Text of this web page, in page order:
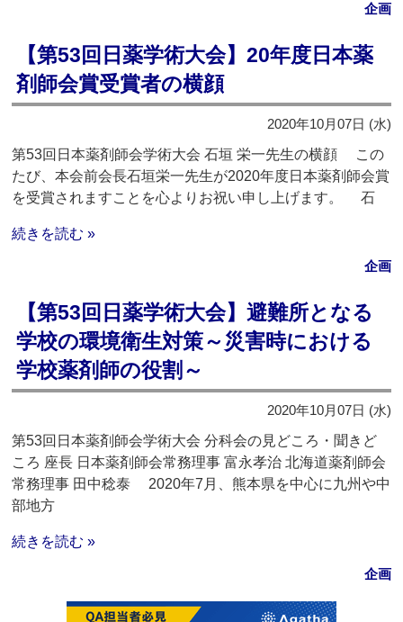
企画
【第53回日薬学術大会】20年度日本薬
剤師会賞受賞者の横顔
2020年10月07日 (水)
第53回日本薬剤師会学術大会 石垣 栄一先生の横顔 この
たび、本会前会長石垣栄一先生が2020年度日本薬剤師会賞
を受賞されますことを心よりお祝い申し上げます。 石
続きを読む »
企画
【第53回日薬学術大会】避難所となる
学校の環境衛生対策～災害時における
学校薬剤師の役割～
2020年10月07日 (水)
第53回日本薬剤師会学術大会 分科会の見どころ・聞きど
ころ 座長 日本薬剤師会常務理事 富永孝治 北海道薬剤師会
常務理事 田中稔泰 2020年7月、熊本県を中心に九州や中
部地方
続きを読む »
企画